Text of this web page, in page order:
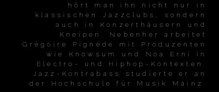
hört man ihn nicht nur in
klassischen Jazzclubs, sondern
auch in Konzerthäusern und
Kneipen. Nebenher arbeitet
Grégoire Pignède mit Produzenten
wie Knowsum und Noa Erni in
Electro- und Hiphop-Kontexten.
Jazz-Kontrabass studierte er an
der Hochschule für Musik Mainz.